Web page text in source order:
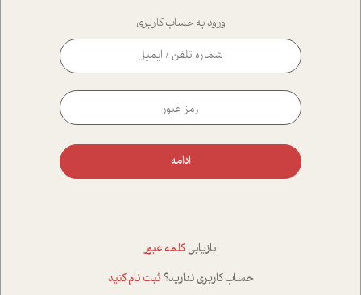
ورود به حساب کاربری
ادامه
بازیابی کلمه عبور
حساب کاربری ندارید؟ ثبت نام کنید